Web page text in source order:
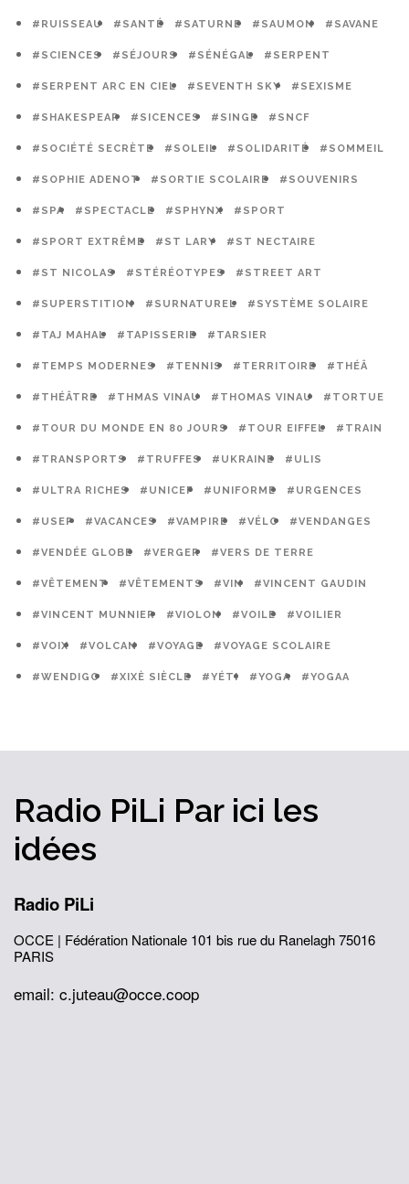
#RUISSEAU #SANTÉ #SATURNE #SAUMON #SAVANE
#SCIENCES #SÉJOURS #SÉNÉGAL #SERPENT
#SERPENT ARC EN CIEL #SEVENTH SKY #SEXISME
#SHAKESPEAR #SICENCES #SINGE #SNCF
#SOCIÉTÉ SECRÈTE #SOLEIL #SOLIDARITÉ #SOMMEIL
#SOPHIE ADENOT #SORTIE SCOLAIRE #SOUVENIRS
#SPA #SPECTACLE #SPHYNX #SPORT
#SPORT EXTRÊME #ST LARY #ST NECTAIRE
#ST NICOLAS #STÉRÉOTYPES #STREET ART
#SUPERSTITION #SURNATUREL #SYSTÈME SOLAIRE
#TAJ MAHAL #TAPISSERIE #TARSIER
#TEMPS MODERNES #TENNIS #TERRITOIRE #THÉÂ
#THÉÂTRE #THMAS VINAU #THOMAS VINAU #TORTUE
#TOUR DU MONDE EN 80 JOURS #TOUR EIFFEL #TRAIN
#TRANSPORTS #TRUFFES #UKRAINE #ULIS
#ULTRA RICHES #UNICEF #UNIFORME #URGENCES
#USEP #VACANCES #VAMPIRE #VÉLO #VENDANGES
#VENDÉE GLOBE #VERGER #VERS DE TERRE
#VÊTEMENT #VÊTEMENTS #VIN #VINCENT GAUDIN
#VINCENT MUNNIER #VIOLON #VOILE #VOILIER
#VOIX #VOLCAN #VOYAGE #VOYAGE SCOLAIRE
#WENDIGO #XIXÈ SIÈCLE #YÉTI #YOGA #YOGAA
Radio PiLi Par ici les
idées
Radio PiLi
OCCE | Fédération Nationale 101 bis rue du Ranelagh75016
PARIS
email: c.juteau@occe.coop